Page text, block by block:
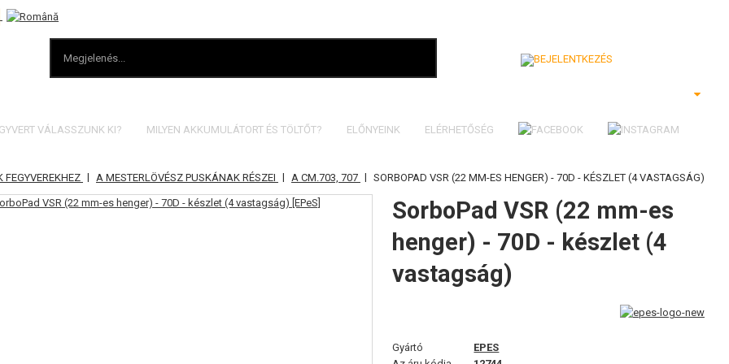
VÁLASSZUNK KI? MILYEN AKKUMULÁTORT ÉS TÖLTŐT? ELŐNYEINK ELÉRHETŐSÉG
FEGYVEREKHEZ | A MESTERLÖVÉSZ PUSKÁNAK RÉSZEI | A CM.703, 707 | SORBOPAD VSR (22 MM-ES HENGER) - 70D - KÉSZLET (4 VASTAGSÁG)
SorboPad VSR (22 mm-es
henger) - 70D - készlet (4
vastagság)
Gyártó
EPES